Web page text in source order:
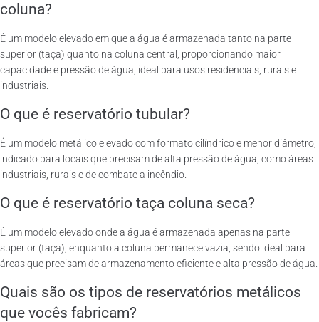
coluna?
É um modelo elevado em que a água é armazenada tanto na parte
superior (taça) quanto na coluna central, proporcionando maior
capacidade e pressão de água, ideal para usos residenciais, rurais e
industriais.
O que é reservatório tubular?
É um modelo metálico elevado com formato cilíndrico e menor diâmetro,
indicado para locais que precisam de alta pressão de água, como áreas
industriais, rurais e de combate a incêndio.
O que é reservatório taça coluna seca?
É um modelo elevado onde a água é armazenada apenas na parte
superior (taça), enquanto a coluna permanece vazia, sendo ideal para
áreas que precisam de armazenamento eficiente e alta pressão de água.
Quais são os tipos de reservatórios metálicos
que vocês fabricam?